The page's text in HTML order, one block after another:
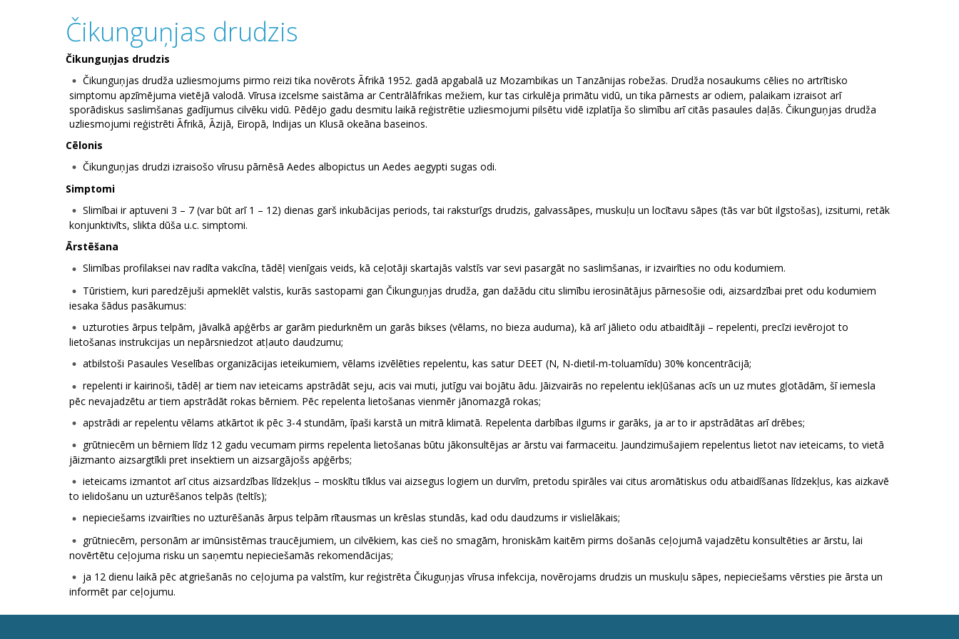
Čikunguņjas drudzis
Čikunguņjas drudzis
Čikunguņjas drudža uzliesmojums pirmo reizi tika novērots Āfrikā 1952. gadā apgabalā uz Mozambikas un Tanzānijas robežas. Drudža nosaukums cēlies no artrītisko
simptomu apzīmējuma vietējā valodā. Vīrusa izcelsme saistāma ar Centrālāfrikas mežiem, kur tas cirkulēja primātu vidū, un tika pārnests ar odiem, palaikam izraisot arī
sporādiskus saslimšanas gadījumus cilvēku vidū. Pēdējo gadu desmitu laikā reģistrētie uzliesmojumi pilsētu vidē izplatīja šo slimību arī citās pasaules daļās. Čikunguņjas drudža
uzliesmojumi reģistrēti Āfrikā, Āzijā, Eiropā, Indijas un Klusā okeāna baseinos.
Cēlonis
Čikunguņjas drudzi izraisošo vīrusu pārnēsā Aedes albopictus un Aedes aegypti sugas odi.
Simptomi
Slimībai ir aptuveni 3 – 7 (var būt arī 1 – 12) dienas garš inkubācijas periods, tai raksturīgs drudzis, galvassāpes, muskuļu un locītavu sāpes (tās var būt ilgstošas), izsitumi, retāk
konjunktivīts, slikta dūša u.c. simptomi.
Ārstēšana
Slimības profilaksei nav radīta vakcīna, tādēļ vienīgais veids, kā ceļotāji skartajās valstīs var sevi pasargāt no saslimšanas, ir izvairīties no odu kodumiem.
Tūristiem, kuri paredzējuši apmeklēt valstis, kurās sastopami gan Čikunguņjas drudža, gan dažādu citu slimību ierosinātājus pārnesošie odi, aizsardzībai pret odu kodumiem
iesaka šādus pasākumus:
uzturoties ārpus telpām, jāvalkā apģērbs ar garām piedurknēm un garās bikses (vēlams, no bieza auduma), kā arī jālieto odu atbaidītāji – repelenti, precīzi ievērojot to
lietošanas instrukcijas un nepārsniedzot atļauto daudzumu;
atbilstoši Pasaules Veselības organizācijas ieteikumiem, vēlams izvēlēties repelentu, kas satur DEET (N, N-dietil-m-toluamīdu) 30% koncentrācijā;
repelenti ir kairinoši, tādēļ ar tiem nav ieteicams apstrādāt seju, acis vai muti, jutīgu vai bojātu ādu. Jāizvairās no repelentu iekļūšanas acīs un uz mutes gļotādām, šī iemesla
pēc nevajadzētu ar tiem apstrādāt rokas bērniem. Pēc repelenta lietošanas vienmēr jānomazgā rokas;
apstrādi ar repelentu vēlams atkārtot ik pēc 3-4 stundām, īpaši karstā un mitrā klimatā. Repelenta darbības ilgums ir garāks, ja ar to ir apstrādātas arī drēbes;
grūtniecēm un bērniem līdz 12 gadu vecumam pirms repelenta lietošanas būtu jākonsultējas ar ārstu vai farmaceitu. Jaundzimušajiem repelentus lietot nav ieteicams, to vietā
jāizmanto aizsargtīkli pret insektiem un aizsargājošs apģērbs;
ieteicams izmantot arī citus aizsardzības līdzekļus – moskītu tīklus vai aizsegus logiem un durvīm, pretodu spirāles vai citus aromātiskus odu atbaidīšanas līdzekļus, kas aizkavē
to ielidošanu un uzturēšanos telpās (teltīs);
nepieciešams izvairīties no uzturēšanās ārpus telpām rītausmas un krēslas stundās, kad odu daudzums ir vislielākais;
grūtniecēm, personām ar imūnsistēmas traucējumiem, un cilvēkiem, kas cieš no smagām, hroniskām kaitēm pirms došanās ceļojumā vajadzētu konsultēties ar ārstu, lai
novērtētu ceļojuma risku un saņemtu nepieciešamās rekomendācijas;
ja 12 dienu laikā pēc atgriešanās no ceļojuma pa valstīm, kur reģistrēta Čikuguņjas vīrusa infekcija, novērojams drudzis un muskuļu sāpes, nepieciešams vērsties pie ārsta un
informēt par ceļojumu.